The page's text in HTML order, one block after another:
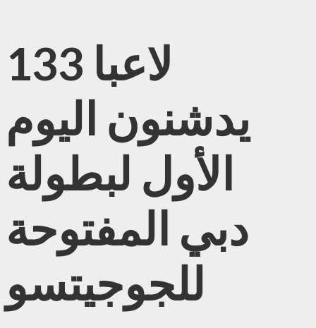
133 لاعبا
يدشنون اليوم
الأول لبطولة
دبي المفتوحة
للجوجيتسو